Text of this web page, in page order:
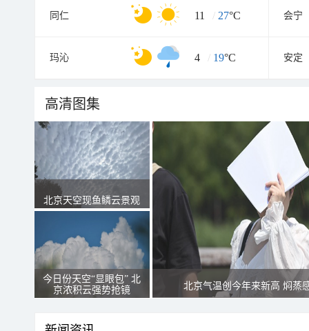
同仁 11 / 27°C 会宁
玛沁 4 / 19°C 安定
高清图集
北京天空现鱼鳞云景观
今日份天空“显眼包” 北
京浓积云强势抢镜
北京气温创今年来新高 焖蒸